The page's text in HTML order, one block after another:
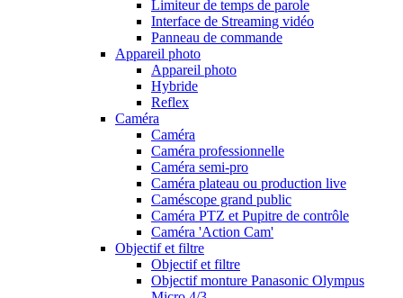
Limiteur de temps de parole
Interface de Streaming vidéo
Panneau de commande
Appareil photo
Appareil photo
Hybride
Reflex
Caméra
Caméra
Caméra professionnelle
Caméra semi-pro
Caméra plateau ou production live
Caméscope grand public
Caméra PTZ et Pupitre de contrôle
Caméra 'Action Cam'
Objectif et filtre
Objectif et filtre
Objectif monture Panasonic Olympus